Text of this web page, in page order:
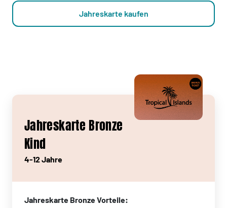
Jahreskarte kaufen
Jahreskarte Bronze
Kind
4-12 Jahre
Jahreskarte Bronze Vorteile: